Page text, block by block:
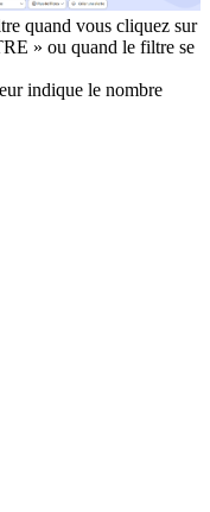
quand vous cliquez sur
» ou quand le filtre se
indique le nombre